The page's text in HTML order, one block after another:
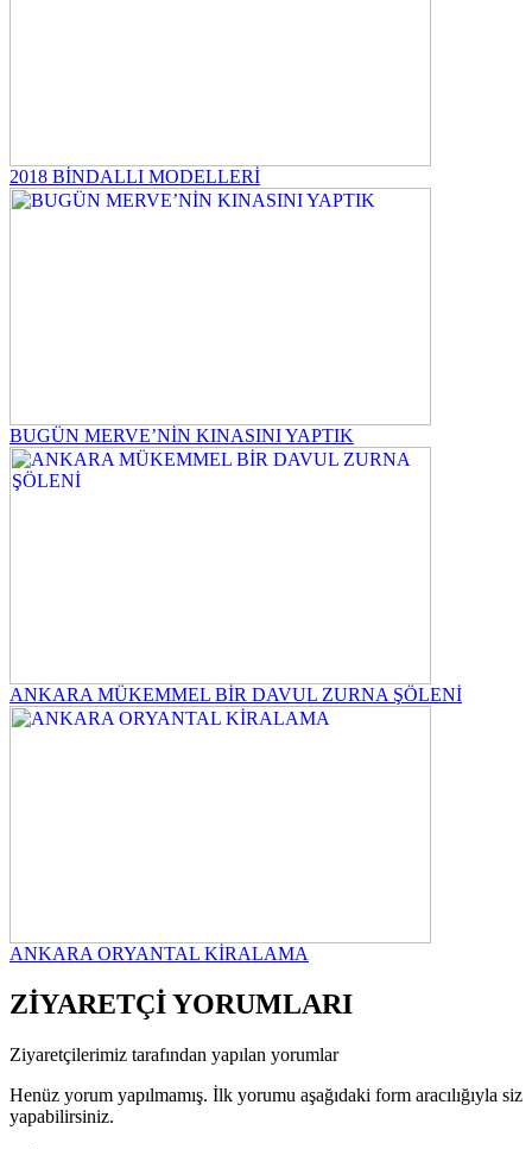
2018 BİNDALLI MODELLERİ
BUGÜN MERVE’NİN KINASINI YAPTIK
ANKARA MÜKEMMEL BİR DAVUL ZURNA ŞÖLENİ
ANKARA ORYANTAL KİRALAMA
ZİYARETÇİ YORUMLARI
Ziyaretçilerimiz tarafından yapılan yorumlar
Henüz yorum yapılmamış. İlk yorumu aşağıdaki form aracılığıyla siz
yapabilirsiniz.